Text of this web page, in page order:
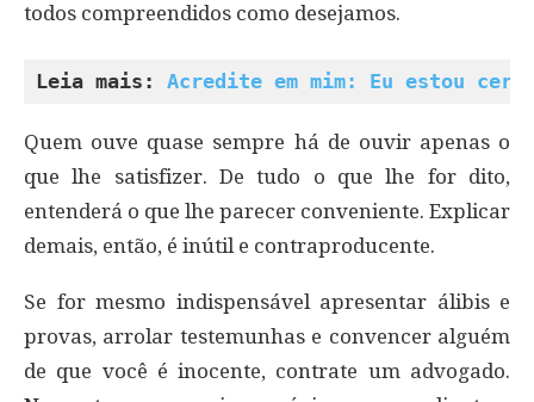
todos compreendidos como desejamos.
Leia mais: Acredite em mim: Eu estou
Quem ouve quase sempre há de ouvir apenas o
que lhe satisfizer. De tudo o que lhe for dito,
entenderá o que lhe parecer conveniente. Explicar
demais, então, é inútil e contraproducente.
Se for mesmo indispensável apresentar álibis e
provas, arrolar testemunhas e convencer alguém
de que você é inocente, contrate um advogado.